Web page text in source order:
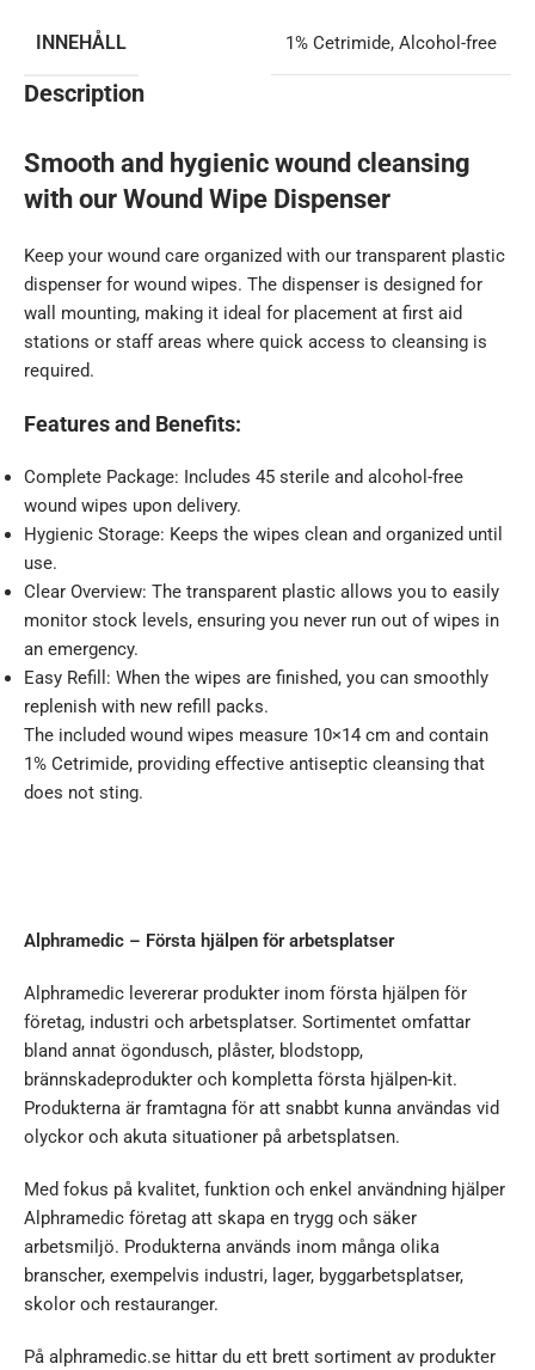
INNEHÅLL 1% Cetrimide, Alcohol-free
Description
Smooth and hygienic wound cleansing
with our Wound Wipe Dispenser
Keep your wound care organized with our transparent plastic
dispenser for wound wipes. The dispenser is designed for
wall mounting, making it ideal for placement at first aid
stations or staff areas where quick access to cleansing is
required.
Features and Benefits:
Complete Package: Includes 45 sterile and alcohol-free
wound wipes upon delivery.
Hygienic Storage: Keeps the wipes clean and organized until
use.
Clear Overview: The transparent plastic allows you to easily
monitor stock levels, ensuring you never run out of wipes in
an emergency.
Easy Refill: When the wipes are finished, you can smoothly
replenish with new refill packs.
The included wound wipes measure 10×14 cm and contain
1% Cetrimide, providing effective antiseptic cleansing that
does not sting.
Alphramedic – Första hjälpen för arbetsplatser
Alphramedic levererar produkter inom första hjälpen för
företag, industri och arbetsplatser. Sortimentet omfattar
bland annat ögondusch, plåster, blodstopp,
brännskadeprodukter och kompletta första hjälpen-kit.
Produkterna är framtagna för att snabbt kunna användas vid
olyckor och akuta situationer på arbetsplatsen.
Med fokus på kvalitet, funktion och enkel användning hjälper
Alphramedic företag att skapa en trygg och säker
arbetsmiljö. Produkterna används inom många olika
branscher, exempelvis industri, lager, byggarbetsplatser,
skolor och restauranger.
På alphramedic.se hittar du ett brett sortiment av produkter